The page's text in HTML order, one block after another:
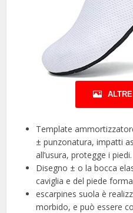
Template
± punzonatura, impatti
all’usura, protegge i piedi.
Disegno ± o la bocca
caviglia e del piede
escarpines suola è
morbido, e può essere